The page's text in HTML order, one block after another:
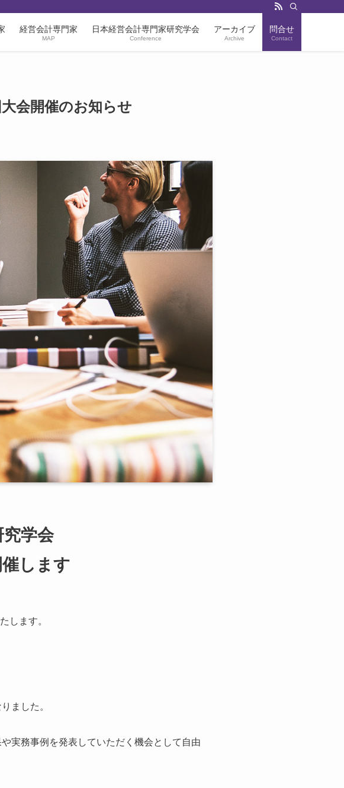
経営会計専門家
MAP
日本経営会計専門家研究学会
Conference
アーカイブ
Archive
問合せ
Contact
会開催のお知らせ
究学会
します
します。
ました。
実務事例を発表していただく機会として自由